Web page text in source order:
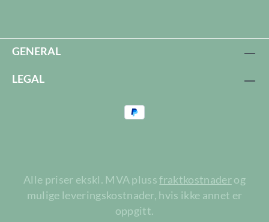
GENERAL
LEGAL
Alle priser ekskl. MVA plussfraktkostnaderog
mulige leveringskostnader, hvis ikke annet er
oppgitt.